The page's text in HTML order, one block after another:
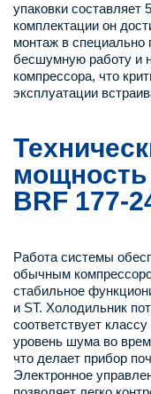
упаковки составляет
комплектации он
монтаж в специально
бесшумную работу и
компрессора, что
эксплуатации
мощность
BRF 177-
Работа системы
обычным
стабильное
и ST. Холодильник
соответствует
уровень шума во
что делает прибор
Электронное